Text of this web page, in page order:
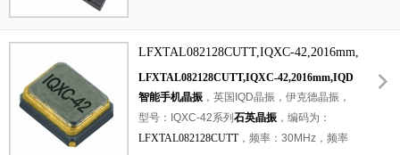
±30ppm，负载电容：16pF，工作温度范
围：-40℃至+85℃，小体积晶振尺寸：
11.4x3.8mm封装，两脚贴片晶振，石英晶体，
无源晶振，SMD晶振，椭圆形晶振，石英晶体
谐振器。具有超小型，轻薄型，高品质，高性
能，高可靠性等特点。应用于：车载电子晶
LFXTAL082128CUTT,IQXC-42,2016mm,
IQD智能手机晶振
LFXTAL082128CUTT,IQXC-42,2016mm,IQD
智能手机晶振 ，英国IQD晶振，伊克德晶振，
型号：IQXC-42系列 石英晶振 ，编码为：
LFXTAL082128CUTT，频率：30MHz，频率